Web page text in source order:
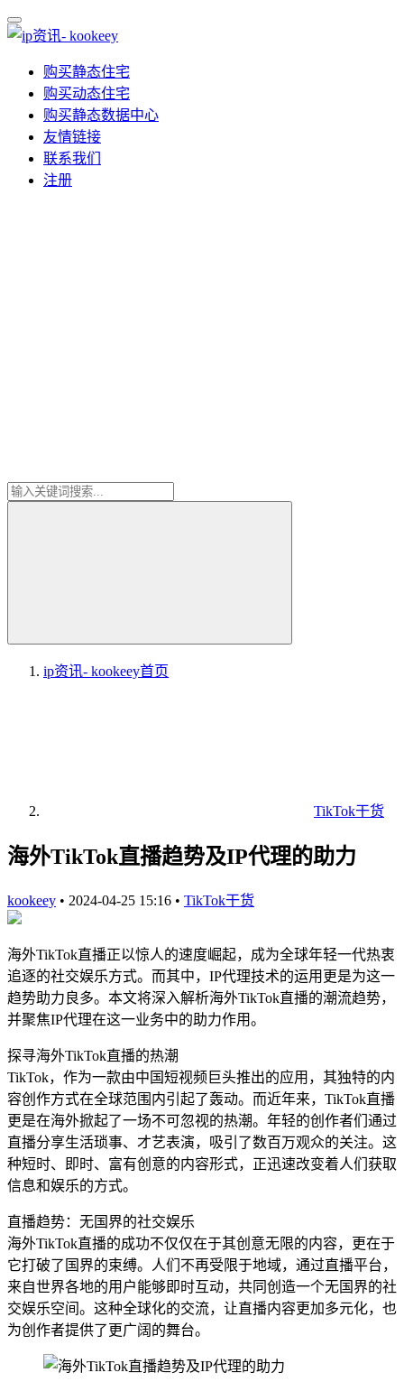
购买静态住宅
购买动态住宅
购买静态数据中心
友情链接
联系我们
注册
ip资讯- kookeey首页
TikTok干货
海外TikTok直播趋势及IP代理的助力
kookeey • 2024-04-25 15:16 • TikTok干货
海外TikTok直播正以惊人的速度崛起，成为全球年轻一代热衷
追逐的社交娱乐方式。而其中，IP代理技术的运用更是为这一
趋势助力良多。本文将深入解析海外TikTok直播的潮流趋势，
并聚焦IP代理在这一业务中的助力作用。
探寻海外TikTok直播的热潮
TikTok，作为一款由中国短视频巨头推出的应用，其独特的内
容创作方式在全球范围内引起了轰动。而近年来，TikTok直播
更是在海外掀起了一场不可忽视的热潮。年轻的创作者们通过
直播分享生活琐事、才艺表演，吸引了数百万观众的关注。这
种短时、即时、富有创意的内容形式，正迅速改变着人们获取
信息和娱乐的方式。
直播趋势：无国界的社交娱乐
海外TikTok直播的成功不仅仅在于其创意无限的内容，更在于
它打破了国界的束缚。人们不再受限于地域，通过直播平台，
来自世界各地的用户能够即时互动，共同创造一个无国界的社
交娱乐空间。这种全球化的交流，让直播内容更加多元化，也
为创作者提供了更广阔的舞台。